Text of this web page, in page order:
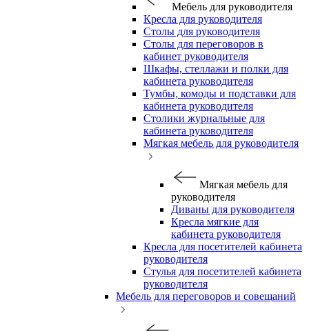
Мебель для руководителя
Кресла для руководителя
Столы для руководителя
Столы для переговоров в
кабинет руководителя
Шкафы, стеллажи и полки для
кабинета руководителя
Тумбы, комоды и подставки для
кабинета руководителя
Столики журнальные для
кабинета руководителя
Мягкая мебель для руководителя
Мягкая мебель для
руководителя
Диваны для руководителя
Кресла мягкие для
кабинета руководителя
Кресла для посетителей кабинета
руководителя
Стулья для посетителей кабинета
руководителя
Мебель для переговоров и совещаний